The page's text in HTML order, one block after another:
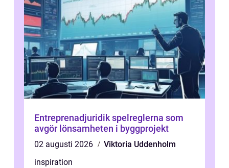
Entreprenadjuridik spelreglerna som
avgör lönsamheten i byggprojekt
02 augusti 2026
Viktoria Uddenholm
inspiration